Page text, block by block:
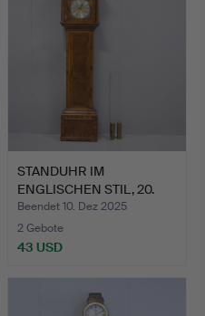
STANDUHR IM
ENGLISCHEN STIL, 20.
JAHRHUNDE…
Beendet 10. Dez 2025
2 Gebote
43 USD